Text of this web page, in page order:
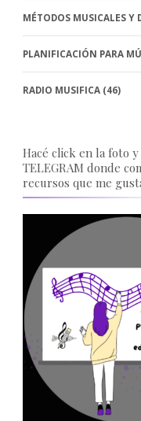
MÉTODOS MUSICALES Y
PLANIFICACIÓN PARA
RADIO MUSIFICA (46)
Hacé click en la foto y
TELEGRAM donde
recursos que me